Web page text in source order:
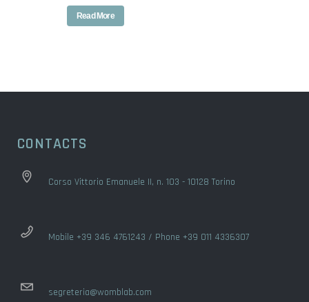
Read More
CONTACTS
Corso Vittorio Emanuele II, n. 103 - 10128 Torino
Mobile +39 346 4761243 / Phone +39 011 4336307
segreteria@womblab.com